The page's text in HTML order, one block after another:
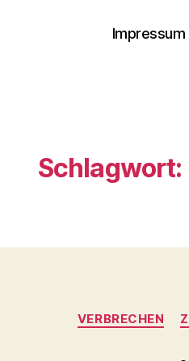
Impressum
Schlagwort:
VERBRECHEN